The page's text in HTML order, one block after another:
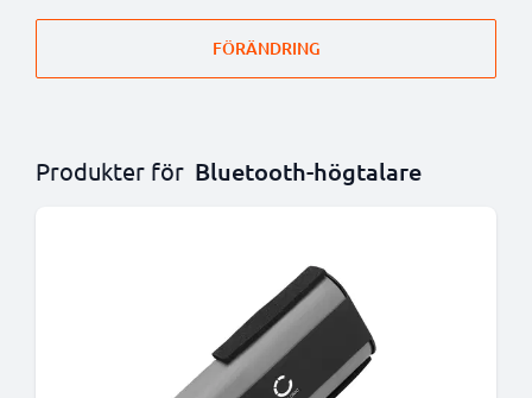
FÖRÄNDRING
Produkter för Bluetooth-högtalare